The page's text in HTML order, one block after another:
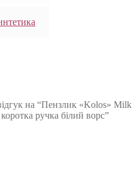
на “Пензлик «Kolos» Milk
ручка білий ворс”